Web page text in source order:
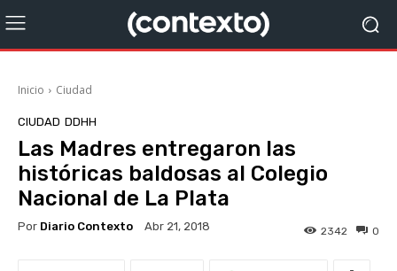
Inicio Ciudad
CIUDAD DDHH
Las Madres entregaron las
históricas baldosas al Colegio
Nacional de La Plata
Por Diario Contexto Abr 21, 2018 0
2342